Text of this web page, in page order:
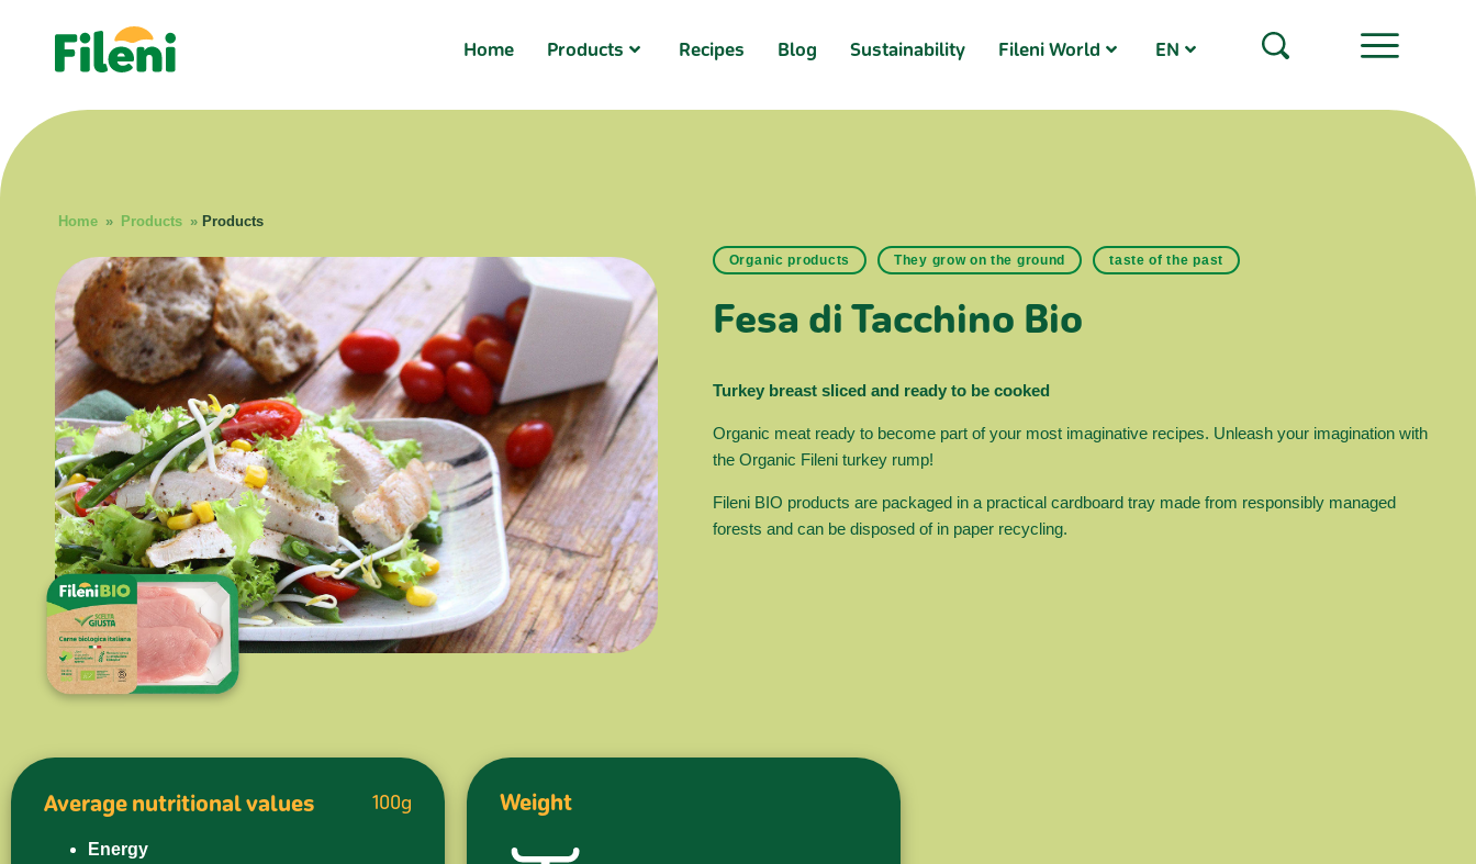
Home Products Recipes Blog Sustainability Fileni World EN
Home » Products » Products
Organic products They grow on the ground taste of the past
Fesa di Tacchino Bio
Turkey breast sliced and ready to be cooked
Organic meat ready to become part of your most imaginative recipes. Unleash your imagination with
the Organic Fileni turkey rump!
Fileni BIO products are packaged in a practical cardboard tray made from responsibly managed
forests and can be disposed of in paper recycling.
Average nutritional values 100g
Energy
Weight